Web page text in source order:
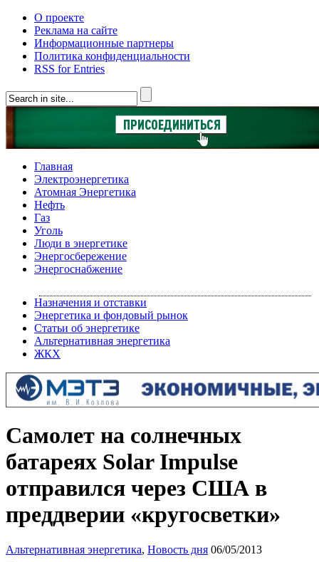
О проекте
Реклама на сайте
Информационные партнеры
Политика конфиденциальности
RSS for Entries
Главная
Электроэнергетика
Атомная Энергетика
Нефть
Газ
Уголь
Люди в энергетике
Энергосбережение
Энергоснабжение
Назначения и отставки
Энергетика и фондовый рынок
Статьи об энергетике
Альтернативная энергетика
ЖКХ
Самолет на солнечных
батареях Solar Impulse
отправился через США в
преддверии «кругосветки»
Альтернативная энергетика, Новость дня 06/05/2013